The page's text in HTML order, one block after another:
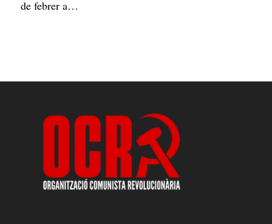
de febrer a…